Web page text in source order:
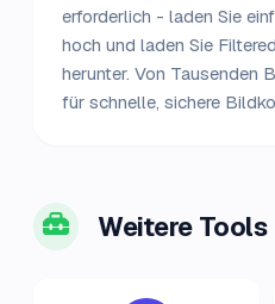
erforderlich - laden Sie
hoch und laden Sie
herunter. Von Tausenden
für schnelle, sichere
Weitere Tools